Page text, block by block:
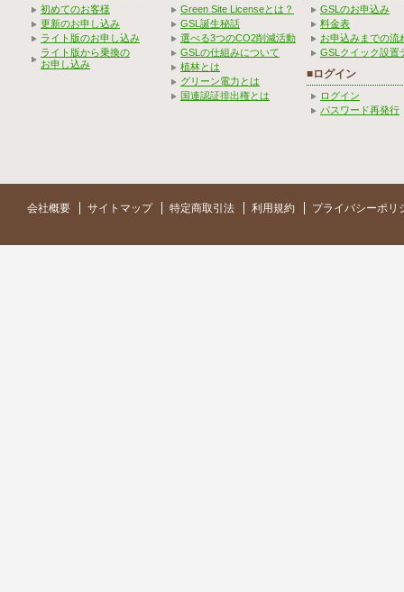
初めてのお客様
更新のお申し込み
ライト版のお申し込み
ライト版から乗換の
お申し込み
Green Site Licenseとは？
GSL誕生秘話
選べる3つのCO2削減活動
GSLの仕組みについて
植林とは
グリーン電力とは
国連認証排出権とは
GSLのお申込み
料金表
お申込みまでの流
GSLクイック設置
■ログイン
ログイン
パスワード再発行
会社概要 サイトマップ 特定商取引法 利用規約 プライバシーポリ